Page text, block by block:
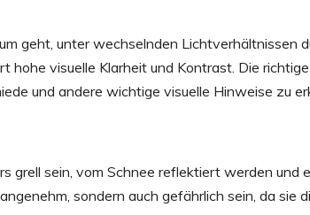
geht, unter wechselnden Lichtverhältnissen
visuelle Klarheit und Kontrast. Die
und andere wichtige visuelle Hinweise zu
grell sein, vom Schnee reflektiert werden und
sondern auch gefährlich sein, da sie